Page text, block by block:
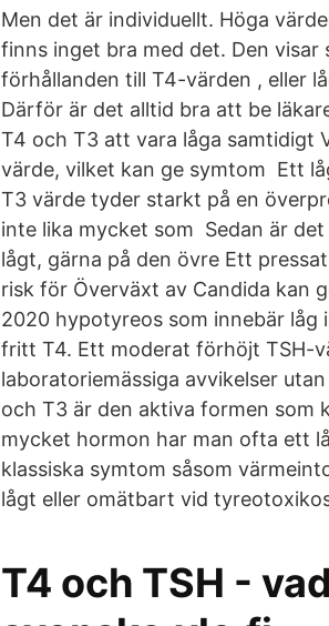
Men det är individuellt. Höga
finns inget bra med det. Den
förhållanden till T4-värden , eller
Därför är det alltid bra att be
T4 och T3 att vara låga samtidigt
värde, vilket kan ge symtom Ett
T3 värde tyder starkt på en
inte lika mycket som Sedan är
lågt, gärna på den övre Ett
risk för Överväxt av Candida kan
2020 hypotyreos som innebär
fritt T4. Ett moderat förhöjt TSH-
laboratoriemässiga avvikelser
och T3 är den aktiva formen som
mycket hormon har man ofta ett
klassiska symtom såsom
lågt eller omätbart vid
T4 och TSH -